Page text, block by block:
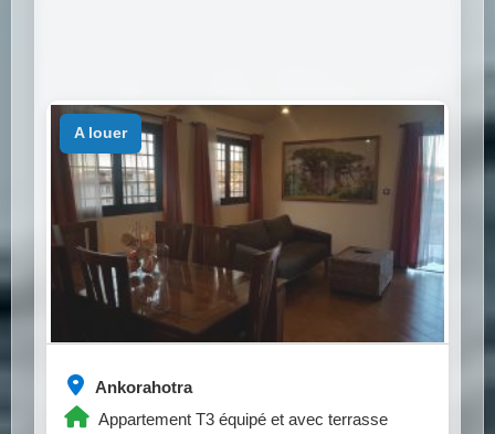
Ankorahotra
Appartement T3 équipé et avec terrasse
a louer